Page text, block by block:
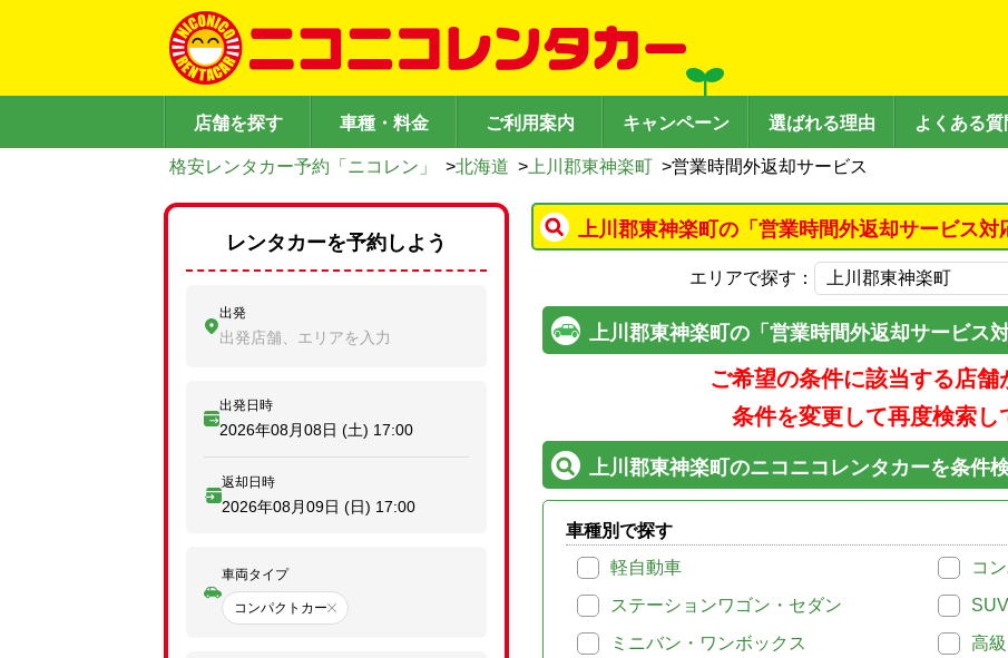
店舗を探す 車種・料金 ご利用案内 キャンペーン 選ばれる理由 よくある質
格安レンタカー予約「ニコレン」 >北海道 > 上川郡東神楽町 >営業時間外返却サービス
上川郡東神楽町の「営業時間外返却サービス対
エリアで探す：
上川郡東神楽町の「営業時間外返却サービス
ご希望の条件に該当する店舗
条件を変更して再度検索し
上川郡東神楽町のニコニコレンタカーを条件
車種別で探す
軽自動車
コ
ステーションワゴン・セダン
SUV
ミニバン・ワンボックス
高
レンタカーを予約しよう
出発
出発店舗、エリアを入力
出発日時
2026年08月08日 (土) 17:00
返却日時
2026年08月09日 (日) 17:00
車両タイプ
コンパクトカー